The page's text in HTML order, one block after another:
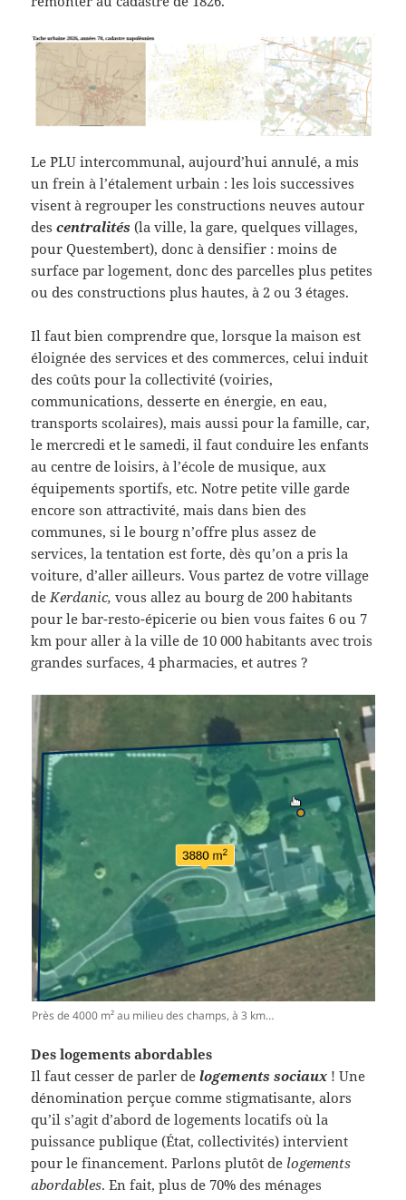
Le ¨PLU intercommunal, aujourd’hui annulé, a mis
un frein à l’étalement urbain : les lois successives
visent à regrouper les constructions neuves autour
descentralités (la ville, la gare, quelques villages,
pour Questembert), donc à densifier : moins de
surface par logement, donc des parcelles plus petites
ou des constructions plus hautes, à 2 ou 3 étages.
Il faut bien comprendre que, lorsque la maison est
éloignée des services et des commerces, celui induit
des coûts pour la collectivité (voiries,
communications, desserte en énergie, en eau,
transports scolaires), mais aussi pour la famille, car,
le mercredi et le samedi, il faut conduire les enfants
au centre de loisirs, à l’école de musique, aux
équipements sportifs, etc. Notre petite ville garde
encore son attractivité, mais dans bien des
communes, si le bourg n’offre plus assez de
services, la tentation est forte, dès qu’on a pris la
voiture, d’aller ailleurs. Vous partez de votre village
de Kerdanic, vous allez au bourg de 200 habitants
pour le bar-resto-épicerie ou bien vous faites 6 ou 7
km pour aller à la ville de 10 000 habitants avec trois
grandes surfaces, 4 pharmacies, et autres ?
Près de 4000 m² au milieu des champs, à 3 km…
Des logements abordables
Il faut cesser de parler delogements sociaux ! Une
dénomination perçue comme stigmatisante, alors
qu’il s’agit d’abord de logements locatifs où la
puissance publique (État, collectivités) intervient
pour le financement. Parlons plutôt de logements
abordables. En fait, plus de 70% des ménages